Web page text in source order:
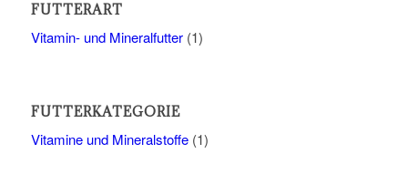
FUTTERART
Vitamin- und Mineralfutter (1)
FUTTERKATEGORIE
Vitamine und Mineralstoffe (1)